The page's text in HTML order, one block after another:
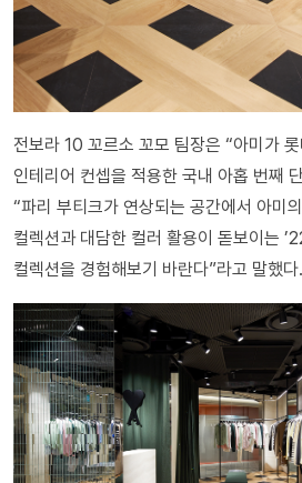
전보라 10 꼬르소 꼬모 팀장은 “아미가
인테리어 컨셉을 적용한 국내 아홉 번째
“파리 부티크가 연상되는 공간에서 아미
컬렉션과 대담한 컬러 활용이 돋보이는
컬렉션을 경험해보기 바란다”라고 말했다.